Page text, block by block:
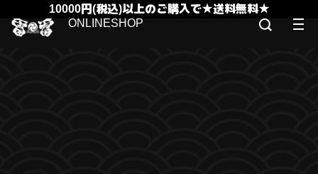
10000円(税込)以上のご購入で★送料無料★
ONLINESHOP